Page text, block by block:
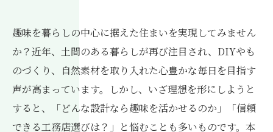
趣味を暮らしの中心に据えた住まいを実現してみません
か？近年、土間のある暮らしが再び注目され、DIYやも
のづくり、自然素材を取り入れた心豊かな毎日を目指す
声が高まっています。しかし、いざ理想を形にしようと
すると、「どんな設計なら趣味を活かせるのか」「信頼
できる工務店選びは？」と悩むことも多いものです。本